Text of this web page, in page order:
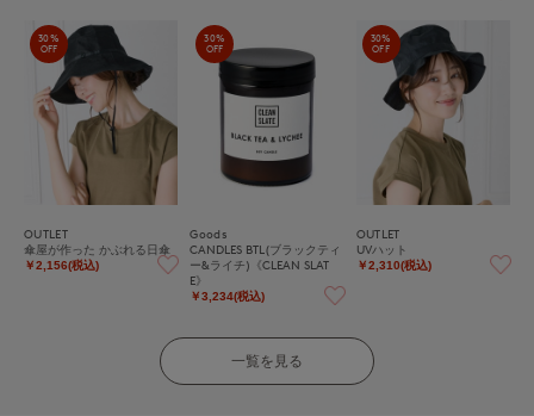
30%
OFF
OUTLET
傘屋が作った かぶれる日傘
￥2,156(税込)
30%
OFF
Goods
CANDLES BTL(ブラックティ
ー&ライチ)《CLEAN SLAT
E》
￥3,234(税込)
30%
OFF
OUTLET
UVハット
￥2,310(税込)
一覧を見る